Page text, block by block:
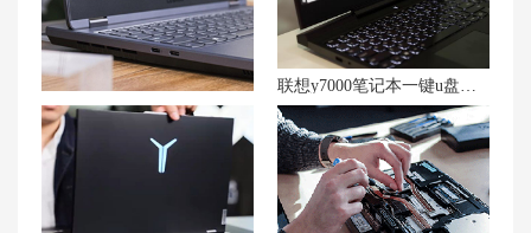
联想y7000笔记本一键u盘安装win7系统方法